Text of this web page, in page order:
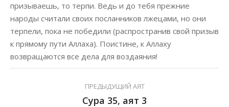
призываешь, то терпи. Ведь и до тебя прежние
народы считали своих посланников лжецами, но они
терпели, пока не победили (распространив свой призыв
к прямому пути Аллаха). Поистине, к Аллаху
возвращаются все дела для воздаяния!
ПРЕДЫДУЩИЙ АЯТ
Сура 35, аят 3